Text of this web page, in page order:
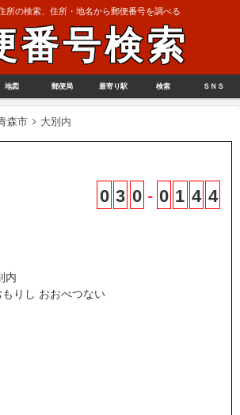
所の検索、住所・地名から郵便番号を調べる
番号検索
地図 郵便局 最寄り駅 検索 ＳＮＳ
森市 大別内
0 3 0 - 0 1 4 4
内
りし おおべつない